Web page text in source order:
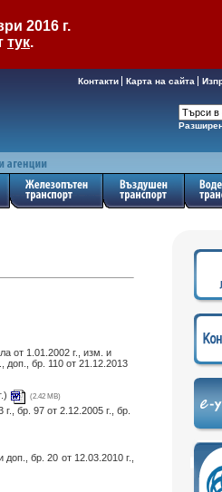
2016 г.
тук.
Контакти Карта на сайта
от 1.01.2002 г., изм. и
доп., бр. 110 от 21.12.2013
(2.42 MB)
бр. 97 от 2.12.2005 г., бр.
бр. 20 от 12.03.2010 г.,